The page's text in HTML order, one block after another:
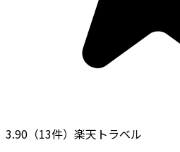
3.90 （13件） 楽天トラベル